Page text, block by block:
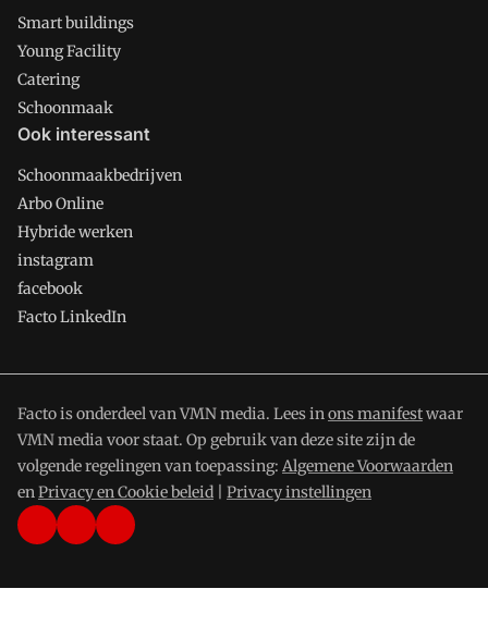
Smart buildings
Young Facility
Catering
Schoonmaak
Ook interessant
Schoonmaakbedrijven
Arbo Online
Hybride werken
instagram
facebook
Facto LinkedIn
Facto is onderdeel van VMN media. Lees inons manifestwaar
VMN media voor staat. Op gebruik van deze site zijn de
volgende regelingen van toepassing: Algemene Voorwaarden
enPrivacy en Cookie beleid Privacy instellingen